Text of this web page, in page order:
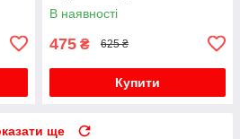
В наявності
475 ₴ 625 ₴
Купити
ще